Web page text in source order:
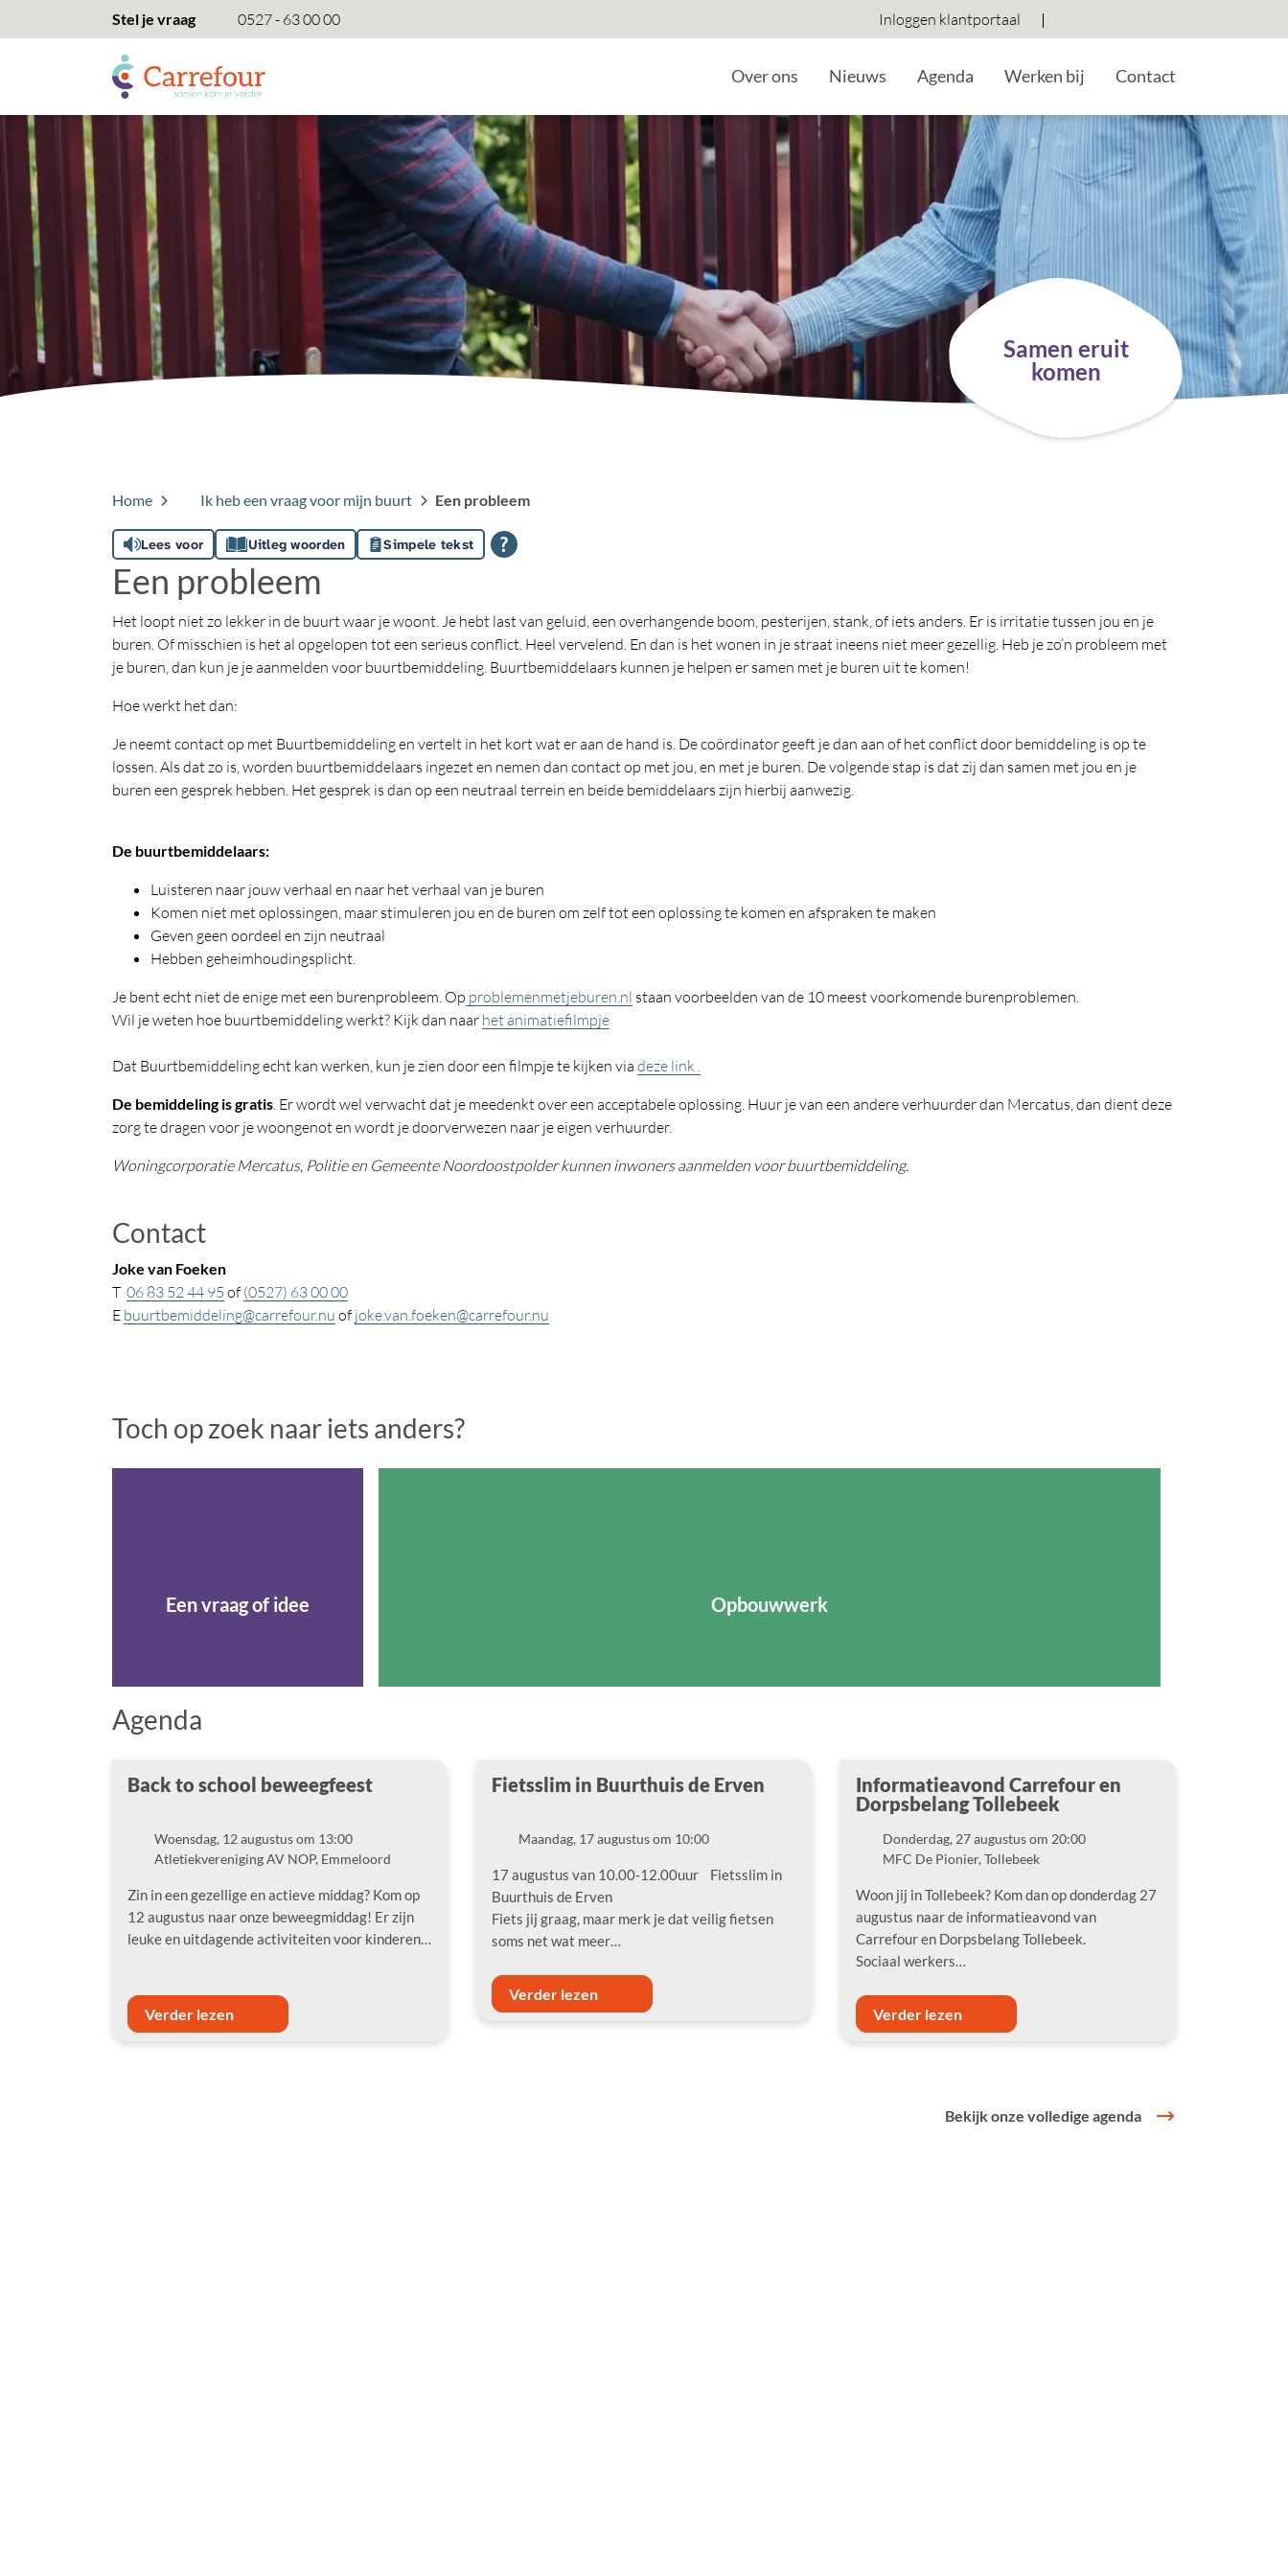
Stel je vraag 0527 - 63 00 00 Inloggen klantportaal
Hoog contrast wisselen
Lettergrootte vergroten
Lettergrootte
HomeOver ons Nieuws Agenda Werken bij Contact
Samen eruit
komen
Home Ik heb een vraag voor mijn buurt Een probleem
Lees voor Uitleg woorden Simpele tekst
Een probleem
Het loopt niet zo lekker in de buurt waar je woont. Je hebt last van geluid, een overhangende boom, pesterijen, stank, of iets anders. Er is irritatie tussen jou en je
buren. Of misschien is het al opgelopen tot een serieus conflict. Heel vervelend. En dan is het wonen in je straat ineens niet meer gezellig. Heb je zo’n probleem met
je buren, dan kun je je aanmelden voor buurtbemiddeling. Buurtbemiddelaars kunnen je helpen er samen met je buren uit te komen!
Hoe werkt het dan:
Je neemt contact op met Buurtbemiddeling en vertelt in het kort wat er aan de hand is. De coördinator geeft je dan aan of het conflict door bemiddeling is op te
lossen. Als dat zo is, worden buurtbemiddelaars ingezet en nemen dan contact op met jou, en met je buren. De volgende stap is dat zij dan samen met jou en je
buren een gesprek hebben. Het gesprek is dan op een neutraal terrein en beide bemiddelaars zijn hierbij aanwezig.
De buurtbemiddelaars:
Luisteren naar jouw verhaal en naar het verhaal van je buren
Komen niet met oplossingen, maar stimuleren jou en de buren om zelf tot een oplossing te komen en afspraken te maken
Geven geen oordeel en zijn neutraal
Hebben geheimhoudingsplicht.
Je bent echt niet de enige met een burenprobleem. Op problemenmetjeburen.nl staan voorbeelden van de 10 meest voorkomende burenproblemen.
Wil je weten hoe buurtbemiddeling werkt? Kijk dan naar het animatiefilmpje
Dat Buurtbemiddeling echt kan werken, kun je zien door een filmpje te kijken via deze link .
De bemiddeling is gratis. Er wordt wel verwacht dat je meedenkt over een acceptabele oplossing. Huur je van een andere verhuurder dan Mercatus, dan dient deze
zorg te dragen voor je woongenot en wordt je doorverwezen naar je eigen verhuurder.
Woningcorporatie Mercatus, Politie en Gemeente Noordoostpolder kunnen inwoners aanmelden voor buurtbemiddeling.
Contact
Joke van Foeken
T 06 83 52 44 95 of (0527) 63 00 00
E buurtbemiddeling@carrefour.nu of joke.van.foeken@carrefour.nu
Toch op zoek naar iets anders?
Een vraag of idee Opbouwwerk
Agenda
Back to school beweegfeest
Datum
Woensdag, 12 augustus om 13:00
Locatie
Atletiekvereniging AV NOP, Emmeloord
Zin in een gezellige en actieve middag? Kom op
12 augustus naar onze beweegmiddag! Er zijn
leuke en uitdagende activiteiten voor kinderen…
Verder lezen
Fietsslim in Buurthuis de Erven
Datum
Maandag, 17 augustus om 10:00
17 augustus van 10.00-12.00uur Fietsslim in
Buurthuis de Erven
Fiets jij graag, maar merk je dat veilig fietsen
soms net wat meer…
Verder lezen
Informatieavond Carrefour en
Dorpsbelang Tollebeek
Datum
Donderdag, 27 augustus om 20:00
Locatie
MFC De Pionier, Tollebeek
Woon jij in Tollebeek? Kom dan op donderdag 27
augustus naar de informatieavond van
Carrefour en Dorpsbelang Tollebeek.
Sociaal werkers…
Verder lezen
Bekijk onze volledige agenda